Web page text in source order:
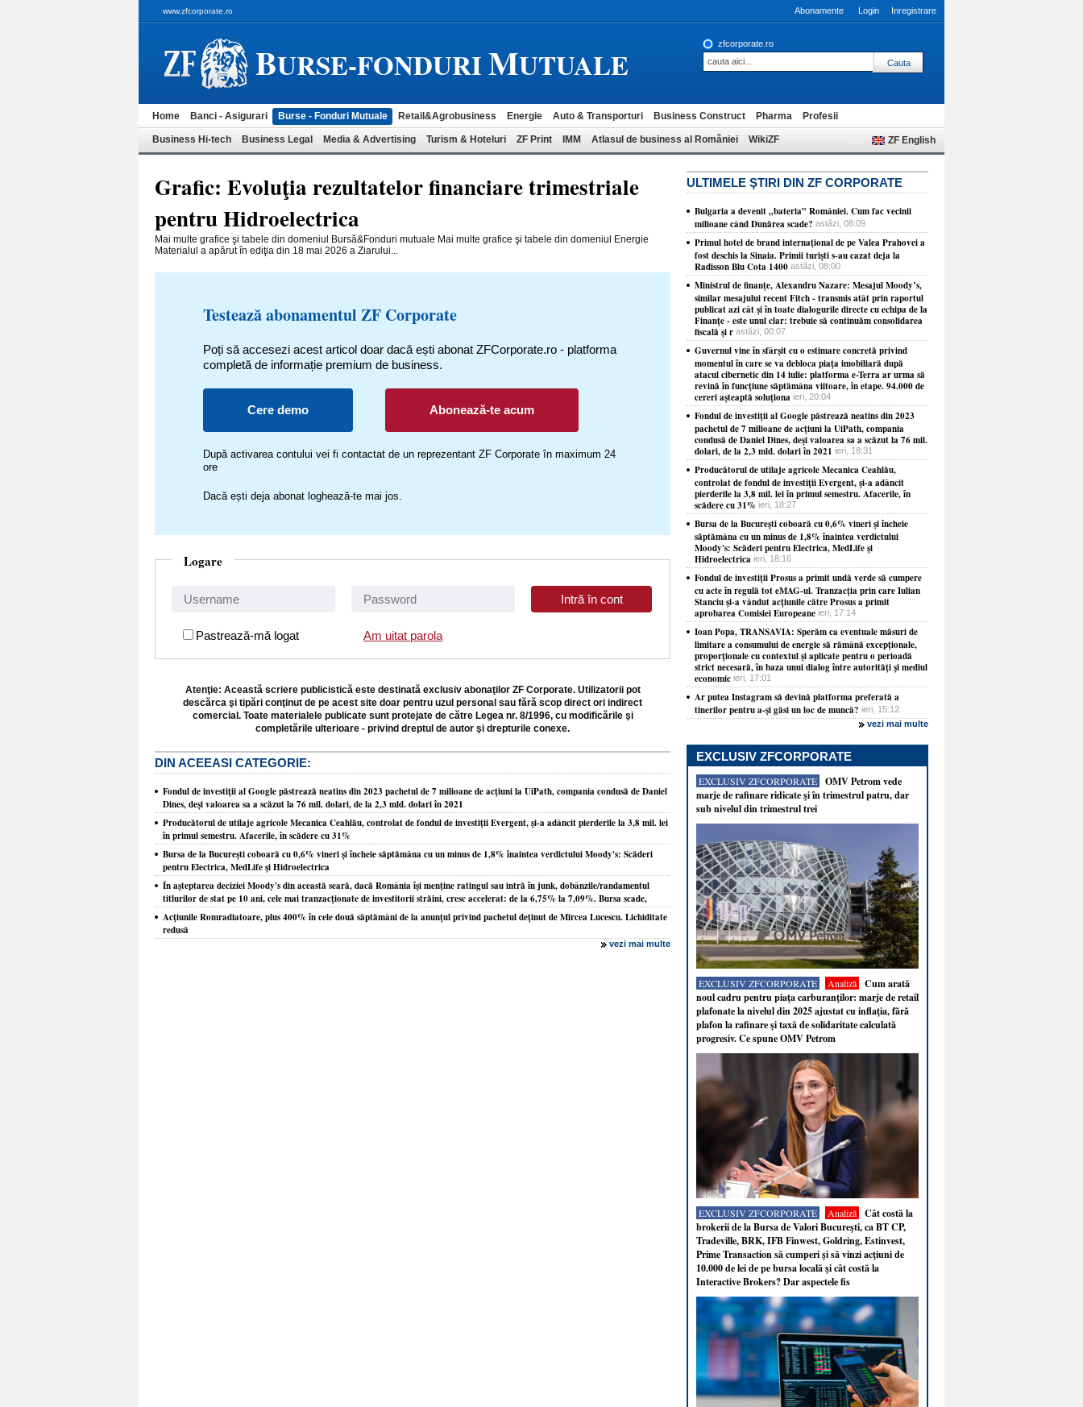
www.zfcorporate.ro Abonamente Login Inregistrare
BURSE-FONDURIMUTUALE
zfcorporate.ro
Home Banci - Asigurari Burse - Fonduri Mutuale Retail&Agrobusiness Energie Auto & Transporturi Business Construct Pharma Profesii
Business Hi-tech Business Legal Media & Advertising Turism & Hoteluri ZF Print IMM Atlasul de business al României WikiZF ZF English
Grafic: Evoluţia rezultatelor financiare trimestriale
pentru Hidroelectrica
Mai multe grafice şi tabele din domeniul Bursă&Fonduri mutuale Mai multe grafice şi tabele din domeniul Energie
Materialul a apărut în ediţia din 18 mai 2026 a Ziarului...
Testează abonamentul ZF Corporate
Poți să accesezi acest articol doar dacă ești abonat ZFCorporate.ro - platforma
completă de informație premium de business.
Cere demo Abonează-te acum
După activarea contului vei fi contactat de un reprezentant ZF Corporate în maximum 24
ore
Dacă ești deja abonat loghează-te mai jos.
Logare
Pastrează-mă logat Am uitat parola
Atenţie: Această scriere publicistică este destinată exclusiv abonaţilor ZF Corporate. Utilizatorii pot
descărca şi tipări conţinut de pe acest site doar pentru uzul personal sau fără scop direct ori indirect
comercial. Toate materialele publicate sunt protejate de către Legea nr. 8/1996, cu modificările şi
completările ulterioare - privind dreptul de autor şi drepturile conexe.
DIN ACEEASI CATEGORIE:
Fondul de investiţii al Google păstrează neatins din 2023 pachetul de 7 milioane de acţiuni la UiPath, compania condusă de Daniel
Dines, deşi valoarea sa a scăzut la 76 mil. dolari, de la 2,3 mld. dolari în 2021
Producătorul de utilaje agricole Mecanica Ceahlău, controlat de fondul de investiţii Evergent, şi-a adâncit pierderile la 3,8 mil. lei
în primul semestru. Afacerile, în scădere cu 31%
Bursa de la Bucureşti coboară cu 0,6% vineri şi încheie săptămâna cu un minus de 1,8% înaintea verdictului Moody's: Scăderi
pentru Electrica, MedLife şi Hidroelectrica
În aşteptarea deciziei Moody's din această seară, dacă România îşi menţine ratingul sau intră în junk, dobânzile/randamentul
titlurilor de stat pe 10 ani, cele mai tranzacţionate de investitorii străini, cresc accelerat: de la 6,75% la 7,09%. Bursa scade,
Acţiunile Romradiatoare, plus 400% în cele două săptămâni de la anunţul privind pachetul deţinut de Mircea Lucescu. Lichiditate
redusă
vezi mai multe
ULTIMELE ŞTIRI DIN ZF CORPORATE
Bulgaria a devenit „bateria” României. Cum fac vecinii
milioane când Dunărea scade? astăzi, 08:09
​Primul hotel de brand internaţional de pe Valea Prahovei a
fost deschis la Sinaia. Primii turişti s-au cazat deja la
Radisson Blu Cota 1400 astăzi, 08:00
Ministrul de finanţe, Alexandru Nazare: Mesajul Moody’s,
similar mesajului recent Fitch - transmis atât prin raportul
publicat azi cât şi în toate dialogurile directe cu echipa de la
Finanţe - este unul clar: trebuie să continuăm consolidarea
fiscală şi r astăzi, 00:07
Guvernul vine în sfârşit cu o estimare concretă privind
momentul în care se va debloca piaţa imobiliară după
atacul cibernetic din 14 iulie: platforma e-Terra ar urma să
revină în funcţiune săptămâna viitoare, în etape. 94.000 de
cereri aşteaptă soluţiona ieri, 20:04
Fondul de investiţii al Google păstrează neatins din 2023
pachetul de 7 milioane de acţiuni la UiPath, compania
condusă de Daniel Dines, deşi valoarea sa a scăzut la 76 mil.
dolari, de la 2,3 mld. dolari în 2021 ieri, 18:31
Producătorul de utilaje agricole Mecanica Ceahlău,
controlat de fondul de investiţii Evergent, şi-a adâncit
pierderile la 3,8 mil. lei în primul semestru. Afacerile, în
scădere cu 31% ieri, 18:27
Bursa de la Bucureşti coboară cu 0,6% vineri şi încheie
săptămâna cu un minus de 1,8% înaintea verdictului
Moody's: Scăderi pentru Electrica, MedLife şi
Hidroelectrica ieri, 18:16
Fondul de investiţii Prosus a primit undă verde să cumpere
cu acte în regulă tot eMAG-ul. Tranzacţia prin care Iulian
Stanciu şi-a vândut acţiunile către Prosus a primit
aprobarea Comisiei Europeane ieri, 17:14
Ioan Popa, TRANSAVIA: Sperăm ca eventuale măsuri de
limitare a consumului de energie să rămână excepţionale,
proporţionale cu contextul şi aplicate pentru o perioadă
strict necesară, în baza unui dialog între autorităţi şi mediul
economic ieri, 17:01
Ar putea Instagram să devină platforma preferată a
tinerilor pentru a-şi găsi un loc de muncă? ieri, 15:12
vezi mai multe
EXCLUSIV ZFCORPORATE
EXCLUSIV ZFCORPORATE
OMV Petrom vede
marje de rafinare ridicate şi în trimestrul patru, dar
sub nivelul din trimestrul trei
EXCLUSIV ZFCORPORATE Analiză
Cum arată
noul cadru pentru piaţa carburanţilor: marje de retail
plafonate la nivelul din 2025 ajustat cu inflaţia, fără
plafon la rafinare şi taxă de solidaritate calculată
progresiv. Ce spune OMV Petrom
EXCLUSIV ZFCORPORATE Analiză
Cât costă la
brokerii de la Bursa de Valori Bucureşti, ca BT CP,
Tradeville, BRK, IFB Finwest, Goldring, Estinvest,
Prime Transaction să cumperi şi să vinzi acţiuni de
10.000 de lei de pe bursa locală şi cât costă la
Interactive Brokers? Dar aspectele fis